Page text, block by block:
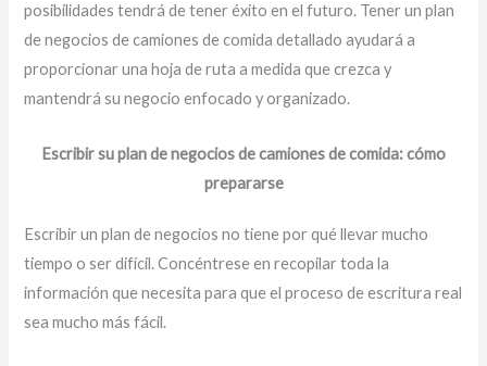
posibilidades tendrá de tener éxito en el futuro. Tener un plan
de negocios de camiones de comida detallado ayudará a
proporcionar una hoja de ruta a medida que crezca y
mantendrá su negocio enfocado y organizado.
Escribir su plan de negocios de camiones de comida: cómo
prepararse
Escribir un plan de negocios no tiene por qué llevar mucho
tiempo o ser difícil. Concéntrese en recopilar toda la
información que necesita para que el proceso de escritura real
sea mucho más fácil.